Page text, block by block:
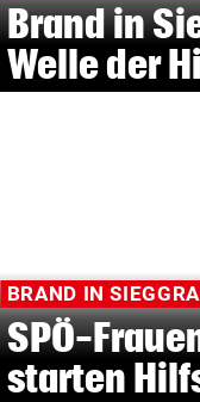
Brand in
Welle der
BRAND IN
SPÖ-
starten